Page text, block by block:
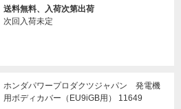
送料無料、入荷次第出荷
次回入荷未定
ホンダパワープロダクツジャパン 発電機
用ボディカバー（EU9iGB用） 11649